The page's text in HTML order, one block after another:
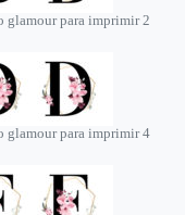
glamour para imprimir 2
glamour para imprimir 4